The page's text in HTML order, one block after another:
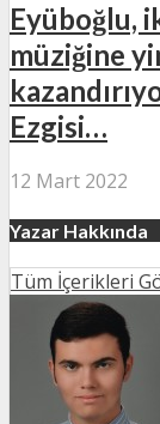
Eyüboğlu,
müziğine
Ezgisi…
12 Mart 2022
Yazar Hakkında
Tüm İçerikleri